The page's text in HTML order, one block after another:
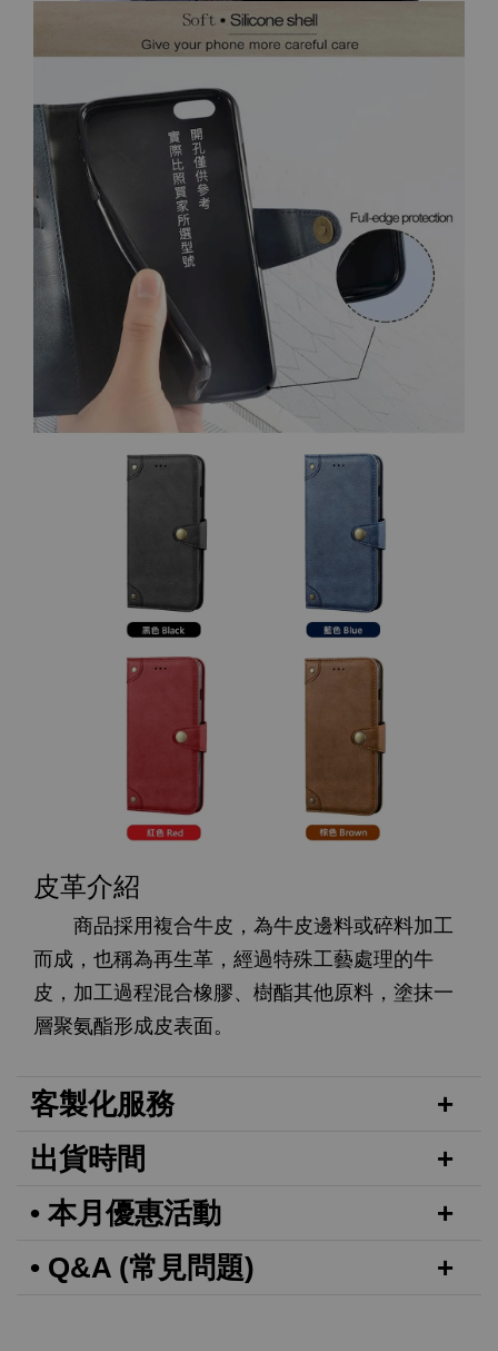
皮革介紹
商品採用複合牛皮，為牛皮邊料或碎料加工
而成，也稱為再生革，經過特殊工藝處理的牛
皮，加工過程混合橡膠、樹酯其他原料，塗抹一
層聚氨酯形成皮表面。
客製化服務
出貨時間
• 本月優惠活動
• Q&A (常見問題)